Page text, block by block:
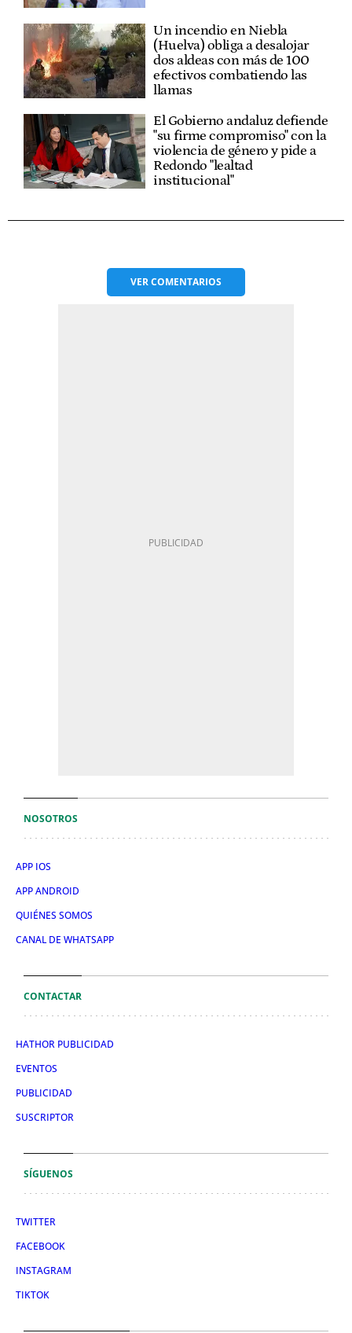
Un incendio en Niebla
(Huelva) obliga a desalojar
dos aldeas con más de 100
efectivos combatiendo las
llamas
El Gobierno andaluz defiende
"su firme compromiso" con la
violencia de género y pide a
Redondo "lealtad
institucional"
VERCOMENTARIOS
NOSOTROS
APP IOS
APP ANDROID
QUIÉNES SOMOS
CANAL DE WHATSAPP
CONTACTAR
HATHOR PUBLICIDAD
EVENTOS
PUBLICIDAD
SUSCRIPTOR
SÍGUENOS
TWITTER
FACEBOOK
INSTAGRAM
TIKTOK